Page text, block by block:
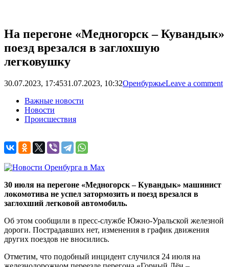
На перегоне «Медногорск – Кувандык»
поезд врезался в заглохшую
легковушку
30.07.2023, 17:4531.07.2023, 10:32ОренбуржьеLeave a comment
Важные новости
Новости
Происшествия
30 июля на перегоне «Медногорск – Кувандык» машинист
локомотива не успел затормозить и поезд врезался в
заглохший легковой автомобиль.
Об этом сообщили в пресс-службе Южно-Уральской железной
дороги. Пострадавших нет, изменения в график движения
других поездов не вносились.
Отметим, что подобный инцидент случился 24 июля на